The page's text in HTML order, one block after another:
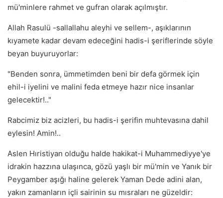
mü'minlere rahmet ve gufran olarak açılmıştır.
Allah Rasulü -sallallahu aleyhi ve sellem-, aşıklarının
kıyamete kadar devam edeceğini hadis-i şeriflerinde söyle
beyan buyuruyorlar:
"Benden sonra, ümmetimden beni bir defa görmek için
ehil-i iyelini ve malini feda etmeye hazır nice insanlar
gelecektir!.."
Rabcimiz biz acizleri, bu hadis-i şerifin muhtevasına dahil
eylesin! Amin!..
Aslen Hıristiyan olduğu halde hakikat-i Muhammediyye'ye
idrakin hazzına ulaşınca, gözü yaşlı bir mü'min ve Yanık bir
Peygamber aşığı haline gelerek Yaman Dede adini alan,
yakın zamanların içli sairinin su mısraları ne güzeldir: